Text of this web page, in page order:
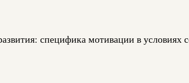
специфика мотивации в условиях